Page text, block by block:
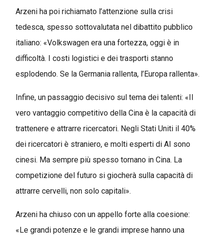
Arzeni ha poi richiamato l’attenzione sulla crisi
tedesca, spesso sottovalutata nel dibattito pubblico
italiano: «Volkswagen era una fortezza, oggi è in
difficoltà. I costi logistici e dei trasporti stanno
esplodendo. Se la Germania rallenta, l’Europa rallenta».
Infine, un passaggio decisivo sul tema dei talenti: «Il
vero vantaggio competitivo della Cina è la capacità di
trattenere e attrarre ricercatori. Negli Stati Uniti il 40%
dei ricercatori è straniero, e molti esperti di AI sono
cinesi. Ma sempre più spesso tornano in Cina. La
competizione del futuro si giocherà sulla capacità di
attrarre cervelli, non solo capitali».
Arzeni ha chiuso con un appello forte alla coesione:
«Le grandi potenze e le grandi imprese hanno una